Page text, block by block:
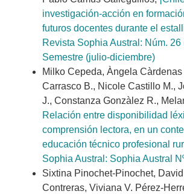
investigación-acción en
futuros docentes durante el
Revista Sophia Austral: Núm. 26
Semestre (julio-diciembre)
Milko Cepeda, Àngela Càrdenas
Carrasco B., Nicole Castillo M.,
J., Constanza Gonzàlez R.,
Relación entre disponibilidad
comprensión lectora, en un
educación técnico profesional
Sophia Austral: Sophia Austral
Sixtina Pinochet-Pinochet,
Contreras, Viviana V. Pérez-